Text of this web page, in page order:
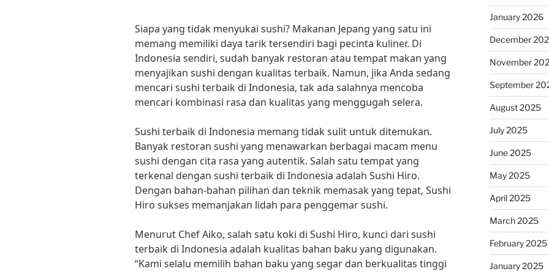
Siapa yang tidak menyukai sushi? Makanan Jepang yang satu ini
memang memiliki daya tarik tersendiri bagi pecinta kuliner. Di
Indonesia sendiri, sudah banyak restoran atau tempat makan yang
menyajikan sushi dengan kualitas terbaik. Namun, jika Anda sedang
mencari sushi terbaik di Indonesia, tak ada salahnya mencoba
mencari kombinasi rasa dan kualitas yang menggugah selera.
Sushi terbaik di Indonesia memang tidak sulit untuk ditemukan.
Banyak restoran sushi yang menawarkan berbagai macam menu
sushi dengan cita rasa yang autentik. Salah satu tempat yang
terkenal dengan sushi terbaik di Indonesia adalah Sushi Hiro.
Dengan bahan-bahan pilihan dan teknik memasak yang tepat, Sushi
Hiro sukses memanjakan lidah para penggemar sushi.
Menurut Chef Aiko, salah satu koki di Sushi Hiro, kunci dari sushi
terbaik di Indonesia adalah kualitas bahan baku yang digunakan.
“Kami selalu memilih bahan baku yang segar dan berkualitas tinggi
January 2026
December
November
September
August 2025
July 2025
June 2025
May 2025
April 2025
March 2025
February 2025
January 2025